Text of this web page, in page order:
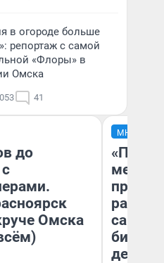
в огороде больше
репортаж с самой
«Флоры» в
Омска
41
до
Омска
МНЕНИЕ
самом